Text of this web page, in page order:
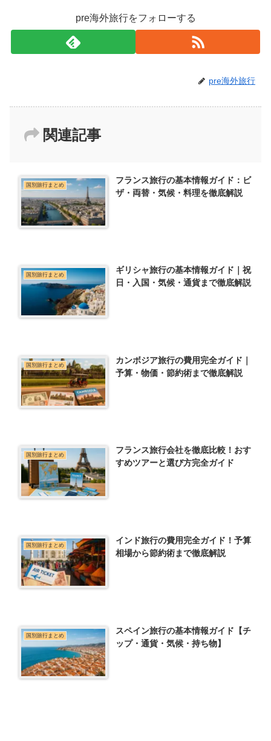
pre海外旅行をフォローする
pre海外旅行
関連記事
国別旅行まとめ
フランス旅行の基本情報ガイド：ビ
ザ・両替・気候・料理を徹底解説
国別旅行まとめ
ギリシャ旅行の基本情報ガイド｜祝
日・入国・気候・通貨まで徹底解説
国別旅行まとめ
カンボジア旅行の費用完全ガイド｜
予算・物価・節約術まで徹底解説
国別旅行まとめ
フランス旅行会社を徹底比較！おす
すめツアーと選び方完全ガイド
国別旅行まとめ
インド旅行の費用完全ガイド！予算
相場から節約術まで徹底解説
国別旅行まとめ
スペイン旅行の基本情報ガイド【チ
ップ・通貨・気候・持ち物】